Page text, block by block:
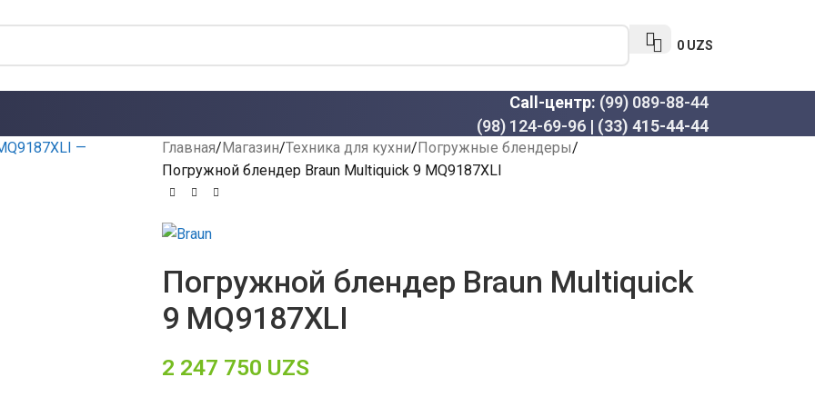
0 UZS
Call-центр: (99) 089-88-44
(98) 124-69-96 | (33) 415-44-44
Главная Магазин Техника для кухни Погружные блендеры
Погружной блендер Braun Multiquick 9 MQ9187XLI
Погружной блендер Braun Multiquick
9 MQ9187XLI
2 247 750 UZS